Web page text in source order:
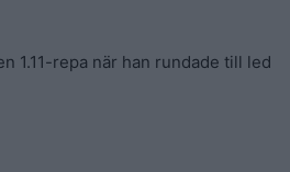
1.11-repa när han rundade till led